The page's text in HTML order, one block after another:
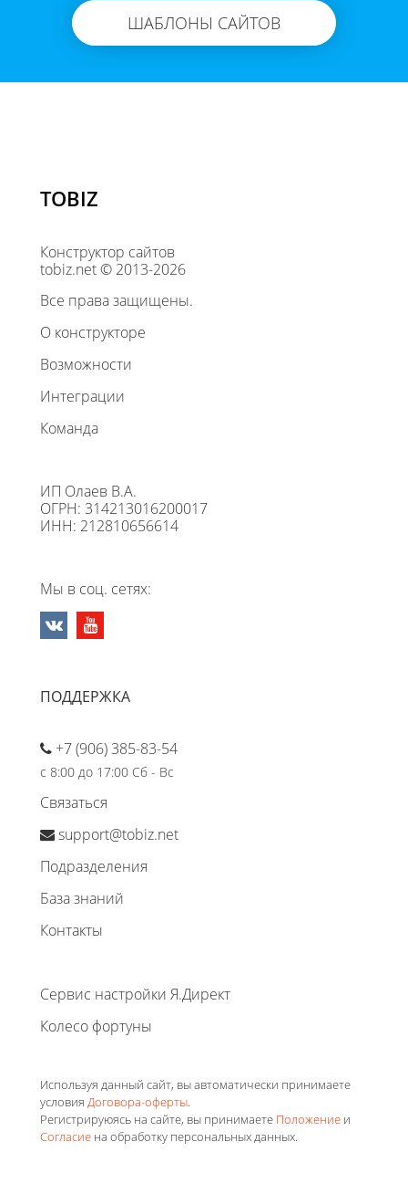
ШАБЛОНЫ САЙТОВ
TOBIZ
Конструктор сайтов
tobiz.net © 2013-2026
Все права защищены.
О конструкторе
Возможности
Интеграции
Команда
ИП Олаев В.А.
ОГРН: 314213016200017
ИНН: 212810656614
Мы в соц. сетях:
ПОДДЕРЖКА
+7 (906) 385-83-54
с 8:00 до 17:00 Сб - Вс
Связаться
support@tobiz.net
Подразделения
База знаний
Контакты
Сервис настройки Я.Директ
Колесо фортуны
Используя данный сайт, вы автоматически принимаете
условия Договора-оферты.
Регистрируюясь на сайте, вы принимаете Положение и
Согласие на обработку персональных данных.